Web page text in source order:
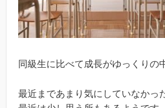
同級生に比べて成長がゆっくりの
最近まであまり気にしていなかっ